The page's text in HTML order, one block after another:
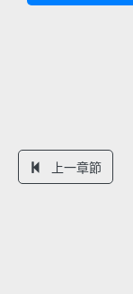
上一章節